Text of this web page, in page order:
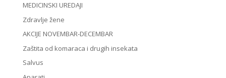
MEDICINSKI UREDAJI
Zdravlje žene
AKCIJE NOVEMBAR-DECEMBAR
Zaštita od komaraca i drugih insekata
Salvus